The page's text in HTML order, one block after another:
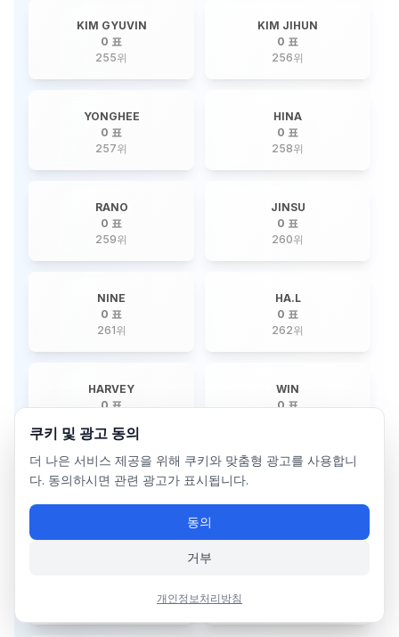
KIM GYUVIN
0 표
255위
KIM JIHUN
0 표
256위
YONGHEE
0 표
257위
HINA
0 표
258위
RANO
0 표
259위
JINSU
0 표
260위
NINE
0 표
261위
HA.L
0 표
262위
HARVEY
0 표
WIN
0 표
SUNGCHAN
쿠키 및 광고 동의
더 나은 서비스 제공을 위해 쿠키와 맞춤형 광고를 사용합니
다. 동의하시면 관련 광고가 표시됩니다.
동의
거부
개인정보처리방침